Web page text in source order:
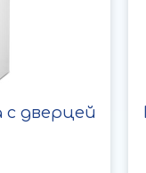
с дверцей